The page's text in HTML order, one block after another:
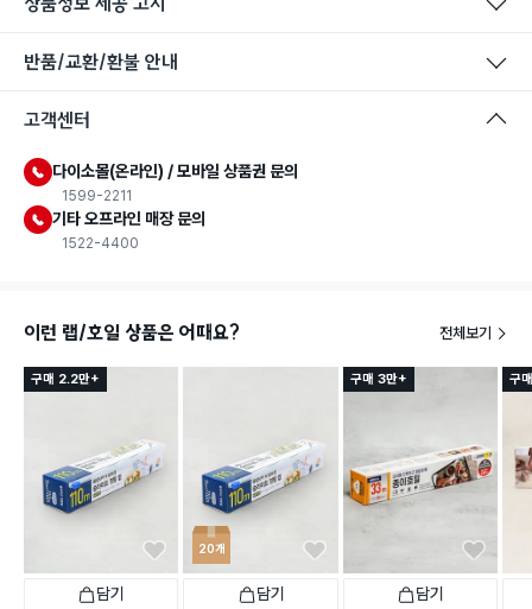
반품/교환/환불 안내
고객센터
다이소몰(온라인) / 모바일 상품권 문의
1599-2211
기타 오프라인 매장 문의
1522-4400
이런 랩/호일 상품은 어때요? 전체보기
구매 2.2만+
담기
20개
담기
구매 3만+
담기
구